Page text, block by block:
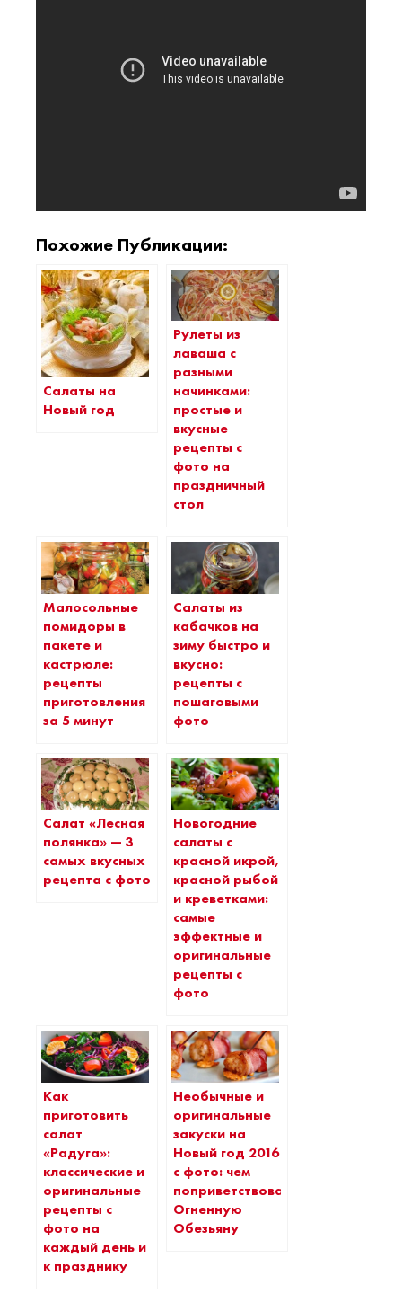
Похожие Публикации:
Салаты на
Новый год
Рулеты из
лаваша с
разными
начинками:
простые и
вкусные
рецепты с
фото на
праздничный
стол
Малосольные
помидоры в
пакете и
кастрюле:
рецепты
приготовления
за 5 минут
Салаты из
кабачков на
зиму быстро и
вкусно:
рецепты с
пошаговыми
фото
Салат «Лесная
полянка» — 3
самых вкусных
рецепта с фото
Новогодние
салаты с
красной икрой,
красной рыбой
и креветками:
самые
эффектные и
оригинальные
рецепты с
фото
Как
приготовить
салат
«Радуга»:
классические и
оригинальные
рецепты с
фото на
каждый день и
к празднику
Необычные и
оригинальные
закуски на
Новый год 2016
с фото: чем
поприветствовать
Огненную
Обезьяну